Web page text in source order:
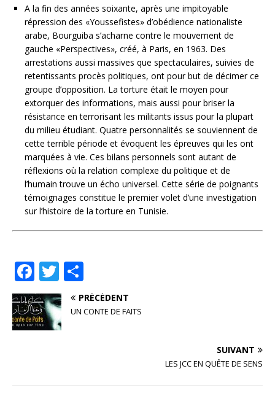
A la fin des années soixante, après une impitoyable
répression des «Youssefistes» d’obédience nationaliste
arabe, Bourguiba s’acharne contre le mouvement de
gauche «Perspectives», créé, à Paris, en 1963. Des
arrestations aussi massives que spectaculaires, suivies de
retentissants procès politiques, ont pour but de décimer ce
groupe d’opposition. La torture était le moyen pour
extorquer des informations, mais aussi pour briser la
résistance en terrorisant les militants issus pour la plupart
du milieu étudiant. Quatre personnalités se souviennent de
cette terrible période et évoquent les épreuves qui les ont
marquées à vie. Ces bilans personnels sont autant de
réflexions où la relation complexe du politique et de
l’humain trouve un écho universel. Cette série de poignants
témoignages constitue le premier volet d’une investigation
sur l’histoire de la torture en Tunisie.
F
a
c
e
T
w
it
te
ar
ta
PRÉCÉDENT
UN CONTE DE FAITS
SUIVANT
LES JCC EN QUÊTE DE SENS